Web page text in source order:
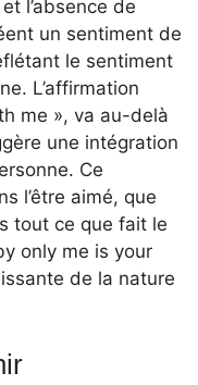
l’absence de
un sentiment de
le sentiment
L’affirmation
me », va au-delà
une intégration
Ce
l’être aimé, que
tout ce que fait le
only me is your
de la nature